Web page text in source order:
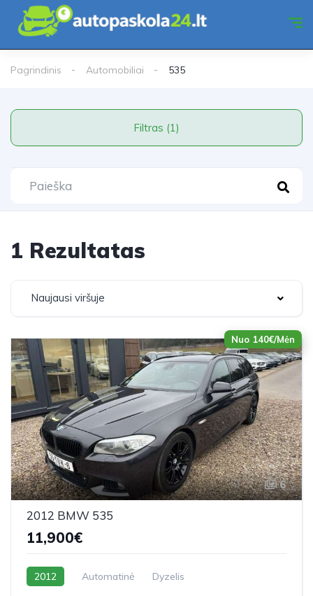
Pagrindinis Automobiliai 535
Filtras (1)
1 Rezultatas
Naujausi viršuje
Nuo 140€/Mėn
6
2012 BMW 535
11,900€
2012 Automatinė Dyzelis